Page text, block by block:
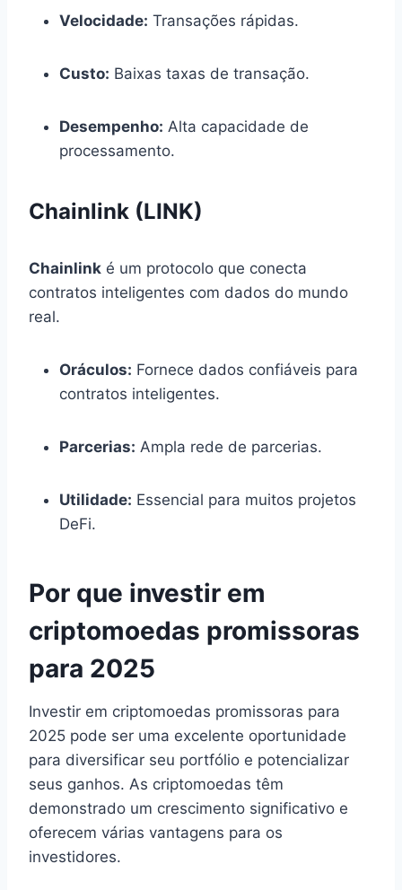
Velocidade: Transações rápidas.
Custo: Baixas taxas de transação.
Desempenho: Alta capacidade de
processamento.
Chainlink (LINK)
Chainlink é um protocolo que conecta
contratos inteligentes com dados do mundo
real.
Oráculos: Fornece dados confiáveis para
contratos inteligentes.
Parcerias: Ampla rede de parcerias.
Utilidade: Essencial para muitos projetos
DeFi.
Por que investir em
criptomoedas promissoras
para 2025
Investir em criptomoedas promissoras para
2025 pode ser uma excelente oportunidade
para diversificar seu portfólio e potencializar
seus ganhos. As criptomoedas têm
demonstrado um crescimento significativo e
oferecem várias vantagens para os
investidores.